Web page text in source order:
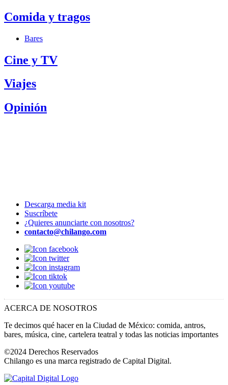
Comida y tragos
Bares
Cine y TV
Viajes
Opinión
Descarga media kit
Suscríbete
¿Quieres anunciarte con nosotros?
contacto@chilango.com
ACERCA DE NOSOTROS
Te decimos qué hacer en la Ciudad de México: comida, antros,
bares, música, cine, cartelera teatral y todas las noticias importantes
©2024 Derechos Reservados
Chilango es una marca registrado de Capital Digital.